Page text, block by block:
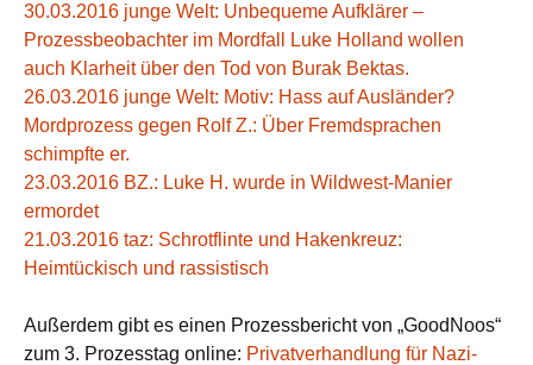
30.03.2016 junge Welt: Unbequeme Aufklärer –
Prozessbeobachter im Mordfall Luke Holland wollen
auch Klarheit über den Tod von Burak Bektas.
26.03.2016 junge Welt: Motiv: Hass auf Ausländer?
Mordprozess gegen Rolf Z.: Über Fremdsprachen
schimpfte er.
23.03.2016 BZ.: Luke H. wurde in Wildwest-Manier
ermordet
21.03.2016 taz: Schrotflinte und Hakenkreuz:
Heimtückisch und rassistisch
Außerdem gibt es einen Prozessbericht von „GoodNoos“
zum 3. Prozesstag online: Privatverhandlung für Nazi-